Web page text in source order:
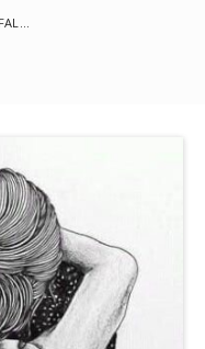
SEÑALES DE QUE ALGUIEN FALLECIDO SE ESTÁ COMUNICANDO A TRAVÉS DE TUS SUEÑOS